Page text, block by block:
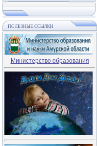
ПОЛЕЗНЫЕ ССЫЛКИ
Министерство образования